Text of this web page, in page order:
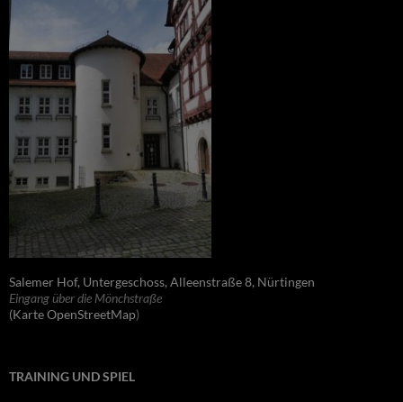
Salemer Hof, Untergeschoss, Alleenstraße 8, Nürtingen
Eingang über die Mönchstraße
(Karte OpenStreetMap)
TRAINING UND SPIEL